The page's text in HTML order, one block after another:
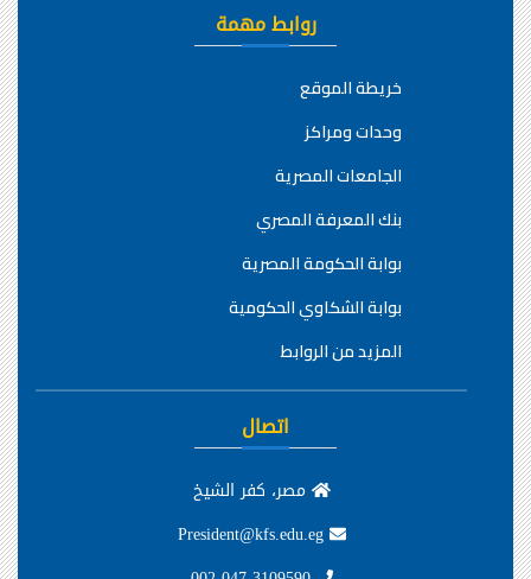
روابط مهمة
خريطة الموقع
وحدات ومراكز
الجامعات المصرية
بنك المعرفة المصري
بوابة الحكومة المصرية
بوابة الشكاوي الحكومية
المزيد من الروابط
اتصال
مصر، كفر الشيخ